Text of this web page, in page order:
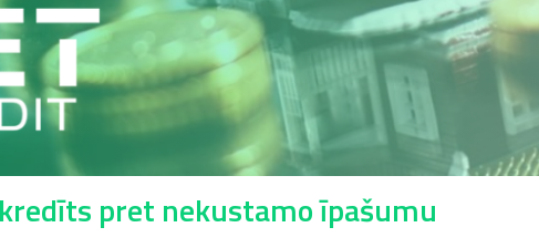
pret nekustamo īpašumu